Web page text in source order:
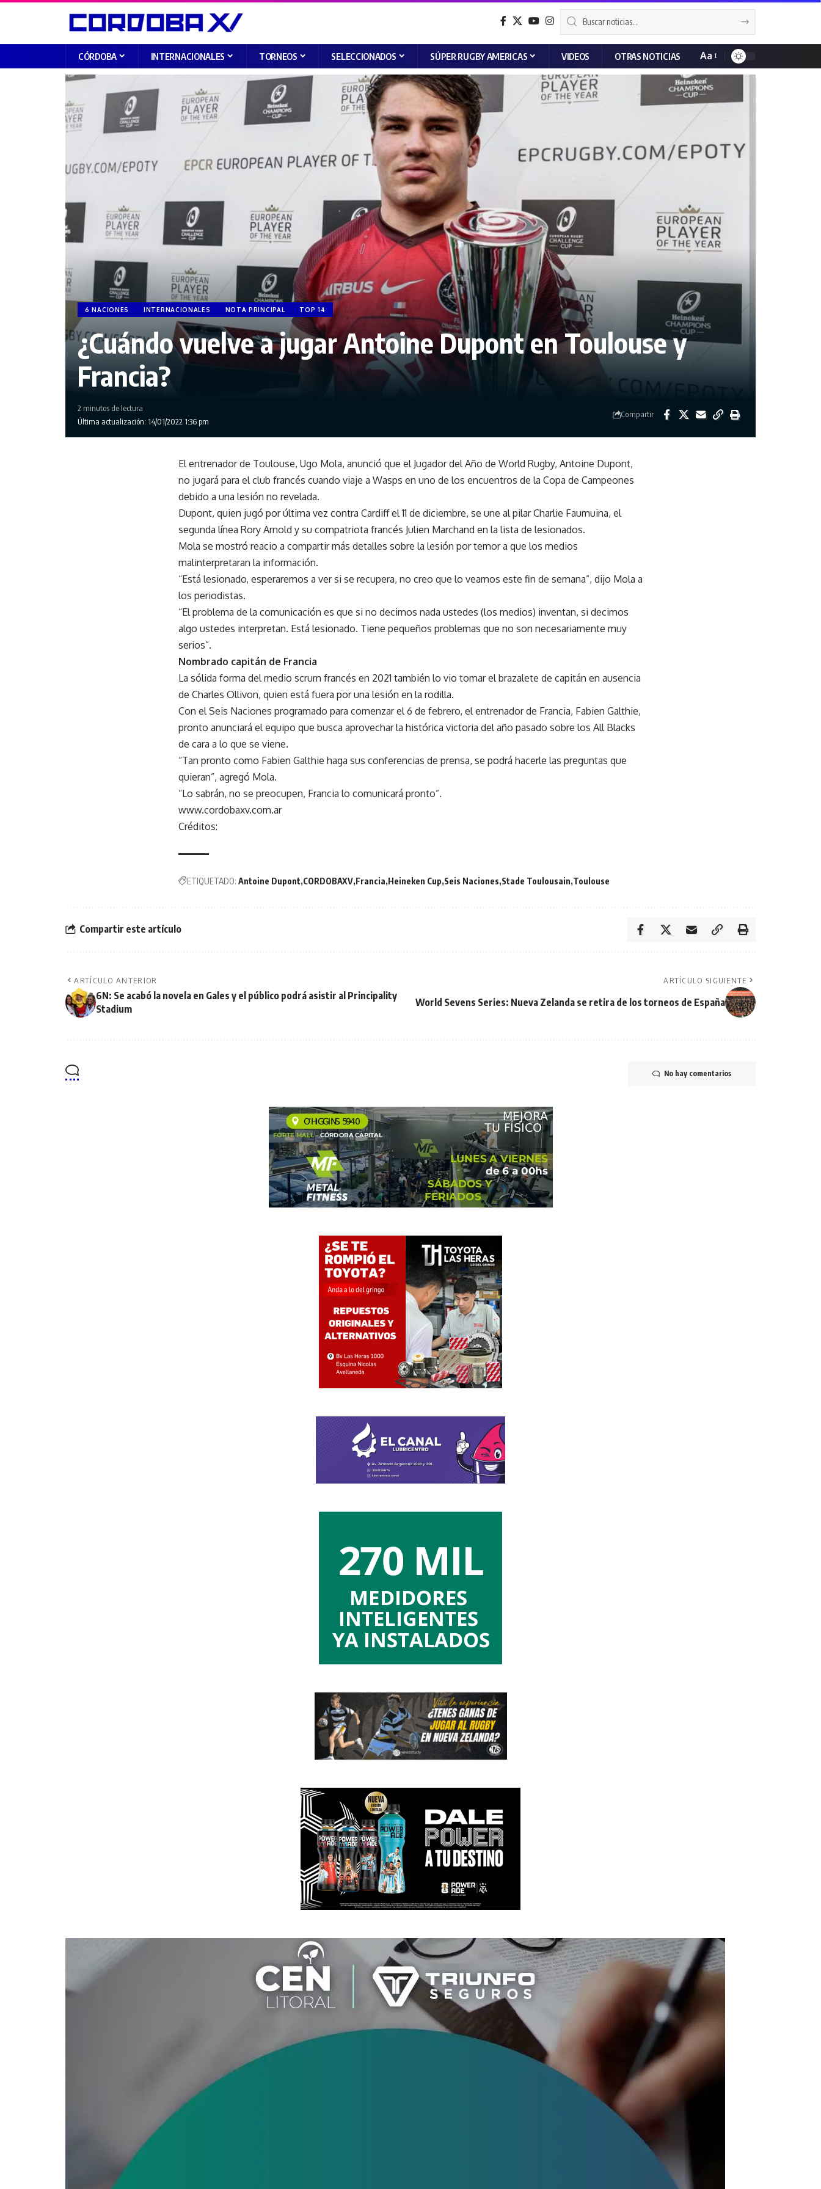
CÓRDOBA INTERNACIONALES TORNEOS SELECCIONADOS SÚPER RUGBY AMERICAS VIDEOS OTRAS NOTICIAS Aa
6 NACIONES INTERNACIONALES NOTA PRINCIPAL TOP 14
¿Cuándo vuelve a jugar Antoine Dupont en Toulouse y
Francia?
Última actualización: 14/01/2022 1:36 pm
2 minutos de lectura
Compartir
El entrenador de Toulouse, Ugo Mola, anunció que el Jugador del Año de World Rugby, Antoine Dupont,
no jugará para el club francés cuando viaje a Wasps en uno de los encuentros de la Copa de Campeones
debido a una lesión no revelada.
Dupont, quien jugó por última vez contra Cardiff el 11 de diciembre, se une al pilar Charlie Faumuina, el
segunda línea Rory Arnold y su compatriota francés Julien Marchand en la lista de lesionados.
Mola se mostró reacio a compartir más detalles sobre la lesión por temor a que los medios
malinterpretaran la información.
“Está lesionado, esperaremos a ver si se recupera, no creo que lo veamos este fin de semana”, dijo Mola a
los periodistas.
“El problema de la comunicación es que si no decimos nada ustedes (los medios) inventan, si decimos
algo ustedes interpretan. Está lesionado. Tiene pequeños problemas que no son necesariamente muy
serios”.
Nombrado capitán de Francia
La sólida forma del medio scrum francés en 2021 también lo vio tomar el brazalete de capitán en ausencia
de Charles Ollivon, quien está fuera por una lesión en la rodilla.
Con el Seis Naciones programado para comenzar el 6 de febrero, el entrenador de Francia, Fabien Galthie,
pronto anunciará el equipo que busca aprovechar la histórica victoria del año pasado sobre los All Blacks
de cara a lo que se viene.
“Tan pronto como Fabien Galthie haga sus conferencias de prensa, se podrá hacerle las preguntas que
quieran”, agregó Mola.
“Lo sabrán, no se preocupen, Francia lo comunicará pronto”.
www.cordobaxv.com.ar
Créditos:
ETIQUETADO: Antoine Dupont CORDOBAXV Francia Heineken Cup Seis Naciones Stade Toulousain Toulouse
Compartir este artículo
ARTÍCULO ANTERIOR
6N: Se acabó la novela en Gales y el público podrá asistir al Principality
Stadium
ARTÍCULO SIGUIENTE
World Sevens Series: Nueva Zelanda se retira de los torneos de España
No hay comentarios